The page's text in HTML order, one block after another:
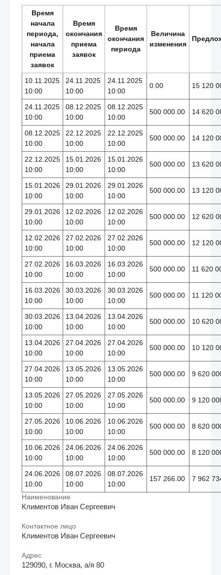
Время
начала
периода,
начала
приема
заявок
Время
окончания
приема
заявок
Время
окончания
периода
Величина
изменения
10.11.2025
10:00
24.11.2025
10:00
24.11.2025
10:00
0.00 15 120
24.11.2025
10:00
08.12.2025
10:00
08.12.2025
10:00
500 000.00 14 620
08.12.2025
10:00
22.12.2025
10:00
22.12.2025
10:00
500 000.00 14 120
22.12.2025
10:00
15.01.2026
10:00
15.01.2026
10:00
500 000.00 13 620
15.01.2026
10:00
29.01.2026
10:00
29.01.2026
10:00
500 000.00 13 120
29.01.2026
10:00
12.02.2026
10:00
12.02.2026
10:00
500 000.00 12 620
12.02.2026
10:00
27.02.2026
10:00
27.02.2026
10:00
500 000.00 12 120
27.02.2026
10:00
16.03.2026
10:00
16.03.2026
10:00
500 000.00 11 620
16.03.2026
10:00
30.03.2026
10:00
30.03.2026
10:00
500 000.00 11 120
30.03.2026
10:00
13.04.2026
10:00
13.04.2026
10:00
500 000.00 10 620
13.04.2026
10:00
27.04.2026
10:00
27.04.2026
10:00
500 000.00 10 120
27.04.2026
10:00
13.05.2026
10:00
13.05.2026
10:00
500 000.00 9 620
13.05.2026
10:00
27.05.2026
10:00
27.05.2026
10:00
500 000.00 9 120
27.05.2026
10:00
10.06.2026
10:00
10.06.2026
10:00
500 000.00 8 620
10.06.2026
10:00
24.06.2026
10:00
24.06.2026
10:00
500 000.00 8 120
24.06.2026
10:00
08.07.2026
10:00
08.07.2026
10:00
157 266.00 7 962
Наименование
Климентов Иван Сергеевич
Контактное лицо
Климентов Иван Сергеевич
Адрес
129090, г. Москва, а/я 80